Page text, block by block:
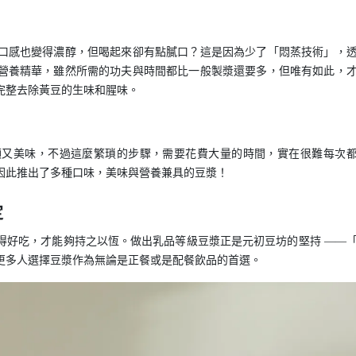
感也變得濃醇，但喝起來卻有點膩口？這是因為少了「悶蒸技術」，
養精華，雖然所需的功夫與時間都比一般製漿還要多，但唯有如此，
去除黃豆的生味和腥味。
美味，不過這麼繁瑣的步驟，需要花費大量的時間，實在很難每次
推出了多種口味，美味與營養兼具的豆漿！
好吃，才能夠持之以恆。做出乳品等級豆漿正是元初豆坊的堅持 ——
人選擇豆漿作為無論是正餐或是配餐飲品的首選。